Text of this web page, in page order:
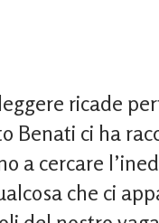
ricade
Benati ci ha
a cercare
che ci